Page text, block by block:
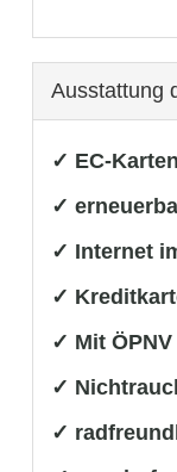
Ausstattung
✓ EC-Karten
✓
✓ Internet
✓
✓ Mit
✓
✓